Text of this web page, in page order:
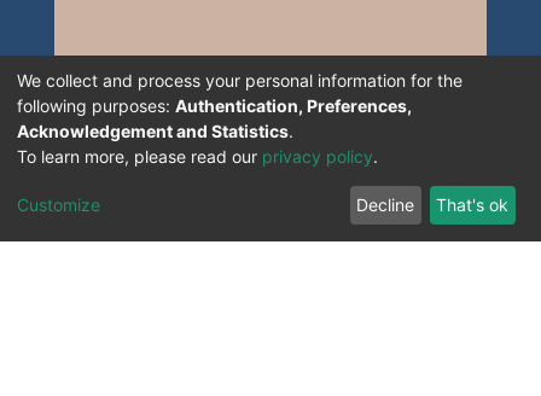
We collect and process your personal information for the
following purposes: Authentication, Preferences,
Acknowledgement and Statistics.
To learn more, please read our privacy policy.
Customize Decline That's ok